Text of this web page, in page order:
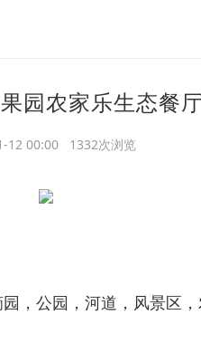
园农家乐生态餐
12 00:00 1332次浏览
公园，河道，风景区